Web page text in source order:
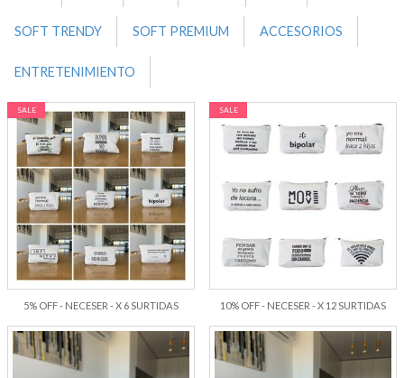
SOFT TRENDY SOFT PREMIUM ACCESORIOS
ENTRETENIMIENTO
SALE
5% OFF - NECESER - X 6 SURTIDAS
SALE
10% OFF - NECESER - X 12 SURTIDAS